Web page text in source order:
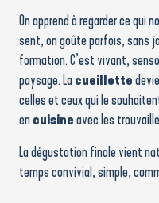
On apprend à regarder ce qui
sent, on goûte parfois, sans
formation. C’est vivant,
paysage. Lacueillette
celles et ceux qui le
encuisineavec les
La dégustation finale vient
temps convivial, simple,